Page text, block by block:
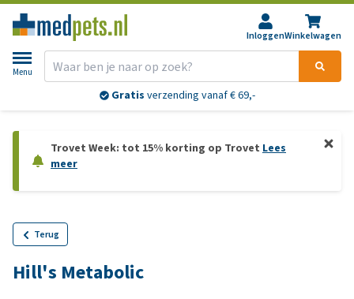
InloggenWinkelwagen
Menu
Gratis verzending vanaf € 69,-
Trovet Week: tot 15% korting op Trovet Lees
meer
Terug
Hill's Metabolic